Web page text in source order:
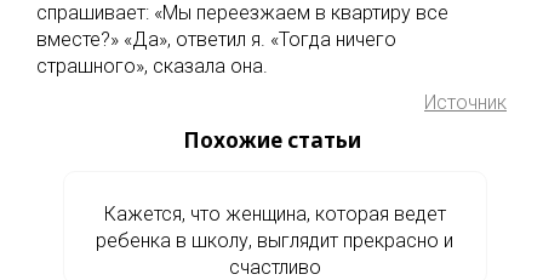
спрашивает: «Мы переезжаем в квартиру все
вместе?» «Да», ответил я. «Тогда ничего
страшного», сказала она.
Источник
Похожие статьи
Кажется, что женщина, которая ведет
ребенка в школу, выглядит прекрасно и
счастливо